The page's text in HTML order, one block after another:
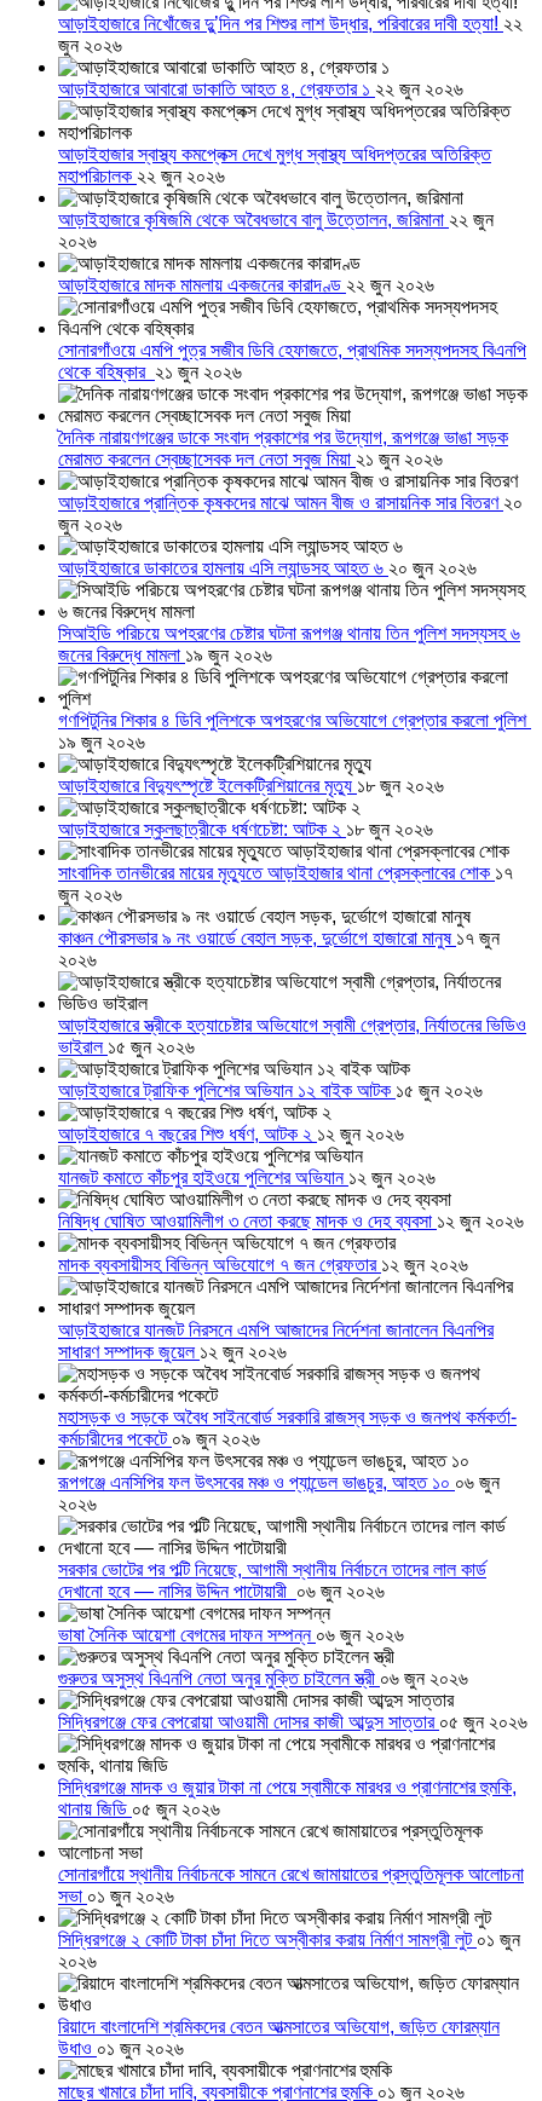
আড়াইহাজারে নিখোঁজের দুু’দিন পর শিশুর লাশ উদ্ধার, পরিবারের দাবী হত্যা! ২২
জুন ২০২৬
আড়াইহাজারে আবারো ডাকাতি আহত ৪, গ্রেফতার ১ ২২ জুন ২০২৬
আড়াইহাজার স্বাস্থ্য কমপ্লেক্স দেখে মুগ্ধ স্বাস্থ্য অধিদপ্তরের অতিরিক্ত
মহাপরিচালক ২২ জুন ২০২৬
আড়াইহাজারে কৃষিজমি থেকে অবৈধভাবে বালু উত্তোলন, জরিমানা ২২ জুন
২০২৬
আড়াইহাজারে মাদক মামলায় একজনের কারাদণ্ড ২২ জুন ২০২৬
সোনারগাঁওয়ে এমপি পুত্র সজীব ডিবি হেফাজতে, প্রাথমিক সদস্যপদসহ বিএনপি
থেকে বহিষ্কার ২১ জুন ২০২৬
দৈনিক নারায়ণগঞ্জের ডাকে সংবাদ প্রকাশের পর উদ্যোগ, রূপগঞ্জে ভাঙা সড়ক
মেরামত করলেন স্বেচ্ছাসেবক দল নেতা সবুজ মিয়া ২১ জুন ২০২৬
আড়াইহাজারে প্রান্তিক কৃষকদের মাঝে আমন বীজ ও রাসায়নিক সার বিতরণ ২০
জুন ২০২৬
আড়াইহাজারে ডাকাতের হামলায় এসি ল্যান্ডসহ আহত ৬ ২০ জুন ২০২৬
সিআইডি পরিচয়ে অপহরণের চেষ্টার ঘটনা রূপগঞ্জ থানায় তিন পুলিশ সদস্যসহ ৬
জনের বিরুদ্ধে মামলা ১৯ জুন ২০২৬
গণপিটুনির শিকার ৪ ডিবি পুলিশকে অপহরণের অভিযোগে গ্রেপ্তার করলো পুলিশ
১৯ জুন ২০২৬
আড়াইহাজারে বিদ্যুৎস্পৃষ্টে ইলেকট্রিশিয়ানের মৃত্যু ১৮ জুন ২০২৬
আড়াইহাজারে স্কুলছাত্রীকে ধর্ষণচেষ্টা: আটক ২ ১৮ জুন ২০২৬
সাংবাদিক তানভীরের মায়ের মৃত্যুতে আড়াইহাজার থানা প্রেসক্লাবের শোক ১৭
জুন ২০২৬
কাঞ্চন পৌরসভার ৯ নং ওয়ার্ডে বেহাল সড়ক, দুর্ভোগে হাজারো মানুষ ১৭ জুন
২০২৬
আড়াইহাজারে স্ত্রীকে হত্যাচেষ্টার অভিযোগে স্বামী গ্রেপ্তার, নির্যাতনের ভিডিও
ভাইরাল ১৫ জুন ২০২৬
আড়াইহাজারে ট্রাফিক পুলিশের অভিযান ১২ বাইক আটক ১৫ জুন ২০২৬
আড়াইহাজারে ৭ বছরের শিশু ধর্ষণ, আটক ২ ১২ জুন ২০২৬
যানজট কমাতে কাঁচপুর হাইওয়ে পুলিশের অভিযান ১২ জুন ২০২৬
নিষিদ্ধ ঘোষিত আওয়ামিলীগ ৩ নেতা করছে মাদক ও দেহ ব্যবসা ১২ জুন ২০২৬
মাদক ব্যবসায়ীসহ বিভিন্ন অভিযোগে ৭ জন গ্রেফতার ১২ জুন ২০২৬
আড়াইহাজারে যানজট নিরসনে এমপি আজাদের নির্দেশনা জানালেন বিএনপির
সাধারণ সম্পাদক জুয়েল ১২ জুন ২০২৬
মহাসড়ক ও সড়কে অবৈধ সাইনবোর্ড সরকারি রাজস্ব সড়ক ও জনপথ কর্মকর্তা-
কর্মচারীদের পকেটে ০৯ জুন ২০২৬
রূপগঞ্জে এনসিপির ফল উৎসবের মঞ্চ ও প্যান্ডেল ভাঙচুর, আহত ১০ ০৬ জুন
২০২৬
সরকার ভোটের পর পল্টি নিয়েছে, আগামী স্থানীয় নির্বাচনে তাদের লাল কার্ড
দেখানো হবে — নাসির উদ্দিন পাটোয়ারী ০৬ জুন ২০২৬
ভাষা সৈনিক আয়েশা বেগমের দাফন সম্পন্ন ০৬ জুন ২০২৬
গুরুতর অসুস্থ বিএনপি নেতা অনুর মুক্তি চাইলেন স্ত্রী ০৬ জুন ২০২৬
সিদ্ধিরগঞ্জে ফের বেপরোয়া আওয়ামী দোসর কাজী আব্দুস সাত্তার ০৫ জুন ২০২৬
সিদ্ধিরগঞ্জে মাদক ও জুয়ার টাকা না পেয়ে স্বামীকে মারধর ও প্রাণনাশের হুমকি,
থানায় জিডি ০৫ জুন ২০২৬
সোনারগাঁয়ে স্থানীয় নির্বাচনকে সামনে রেখে জামায়াতের প্রস্তুতিমূলক আলোচনা
সভা ০১ জুন ২০২৬
সিদ্ধিরগঞ্জে ২ কোটি টাকা চাঁদা দিতে অস্বীকার করায় নির্মাণ সামগ্রী লুট ০১ জুন
২০২৬
রিয়াদে বাংলাদেশি শ্রমিকদের বেতন আত্মসাতের অভিযোগ, জড়িত ফোরম্যান
উধাও ০১ জুন ২০২৬
মাছের খামারে চাঁদা দাবি, ব্যবসায়ীকে প্রাণনাশের হুমকি ০১ জুন ২০২৬